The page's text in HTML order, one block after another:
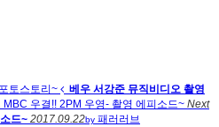
토스토리~
베우 서강준 뮤직비디오 촬영
MBC 우결!! 2PM 우영- 촬영 에피소드~ Next
드~ 2017.09.22by 패러러브